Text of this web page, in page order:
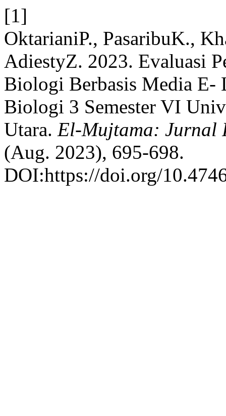
[1]
OktarianiP., PasaribuK.,
AdiestyZ. 2023. Evaluasi
Biologi Berbasis Media E-
Biologi 3 Semester VI
Utara. El-Mujtama: Jurnal
(Aug. 2023), 695-698.
DOI:https://doi.org/